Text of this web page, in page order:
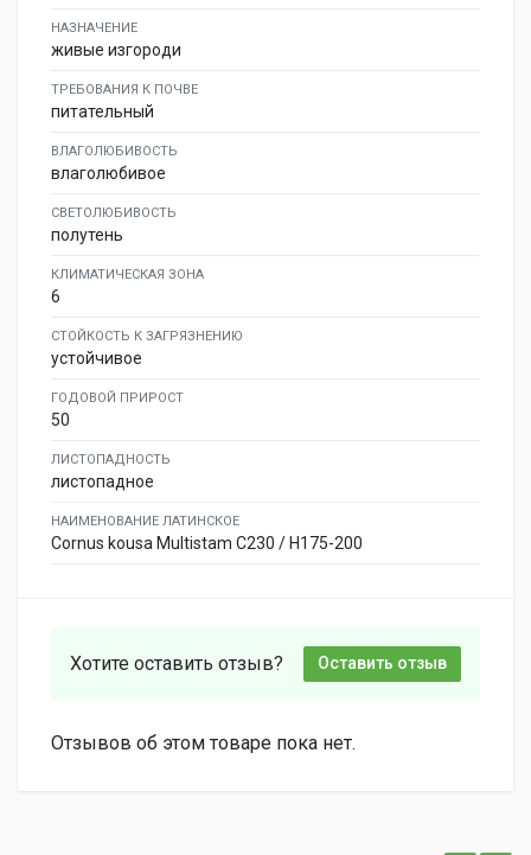
НАЗНАЧЕНИЕ
живые изгороди
ТРЕБОВАНИЯ К ПОЧВЕ
питательный
ВЛАГОЛЮБИВОСТЬ
влаголюбивое
СВЕТОЛЮБИВОСТЬ
полутень
КЛИМАТИЧЕСКАЯ ЗОНА
6
СТОЙКОСТЬ К ЗАГРЯЗНЕНИЮ
устойчивое
ГОДОВОЙ ПРИРОСТ
50
ЛИСТОПАДНОСТЬ
листопадное
НАИМЕНОВАНИЕ ЛАТИНСКОЕ
Cornus kousa Multistam C230 / H175-200
Хотите оставить отзыв? Оставить отзыв
Отзывов об этом товаре пока нет.